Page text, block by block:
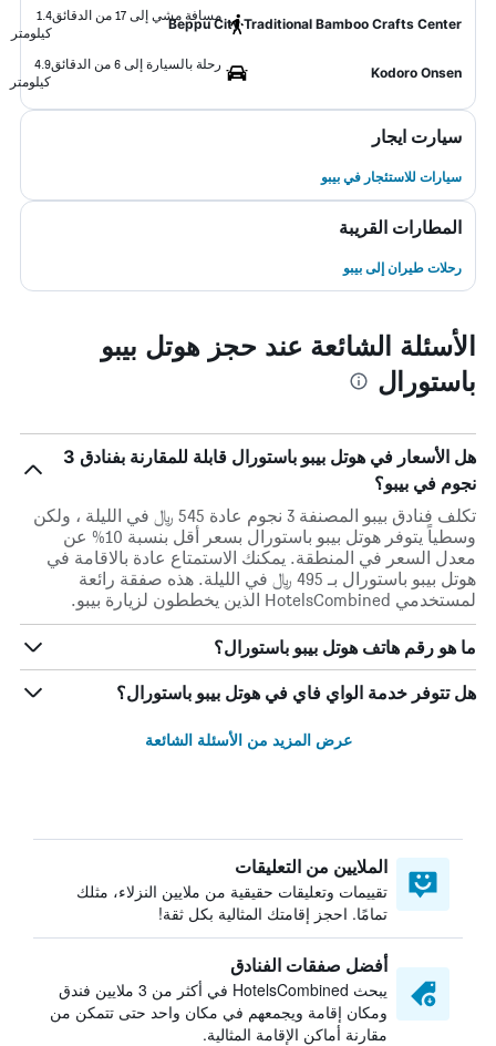
Beppu City Traditional Bamboo Crafts Center
مسافة مشي إلى 17 من الدقائق
1.4
كيلومتر
Kodoro Onsen
رحلة بالسيارة إلى 6 من الدقائق
4.9
كيلومتر
سيارت ايجار
سيارات للاستئجار في بيبو
المطارات القريبة
رحلات طيران إلى بيبو
الأسئلة الشائعة عند حجز هوتل بيبو
باستورال
هل الأسعار في هوتل بيبو باستورال قابلة للمقارنة بفنادق 3
نجوم في بيبو؟
تكلف فنادق بيبو المصنفة 3 نجوم عادة 545 ﷼ في الليلة ، ولكن
وسطياً يتوفر هوتل بيبو باستورال بسعر أقل بنسبة 10% عن
معدل السعر في المنطقة. يمكنك الاستمتاع عادة بالاقامة في
هوتل بيبو باستورال بـ 495 ﷼ في الليلة. هذه صفقة رائعة
لمستخدمي HotelsCombined الذين يخططون لزيارة بيبو.
ما هو رقم هاتف هوتل بيبو باستورال؟
هل تتوفر خدمة الواي فاي في هوتل بيبو باستورال؟
عرض المزيد من الأسئلة الشائعة
الملايين من التعليقات
تقييمات وتعليقات حقيقية من ملايين النزلاء، مثلك
تمامًا. احجز إقامتك المثالية بكل ثقة!
أفضل صفقات الفنادق
يبحث HotelsCombined في أكثر من 3 ملايين فندق
ومكان إقامة ويجمعهم في مكان واحد حتى تتمكن من
مقارنة أماكن الإقامة المثالية.